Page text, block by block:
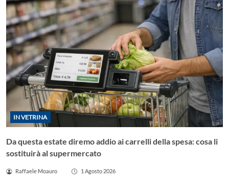
IN VETRINA
Da questa estate diremo addio ai carrelli della spesa: cosa li
sostituirà al supermercato
Raffaele Moauro 1 Agosto 2026